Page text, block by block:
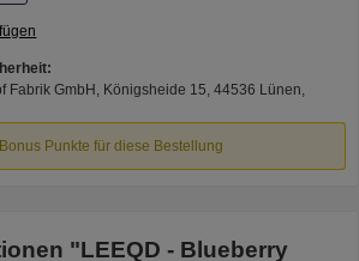
Fabrik GmbH, Königsheide 15, 44536 Lünen,
Punkte für diese Bestellung
"LEEQD - Blueberry